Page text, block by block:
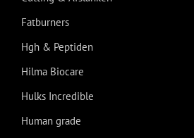
Fatburners
Hgh & Peptiden
Hilma Biocare
Hulks Incredible
Human grade